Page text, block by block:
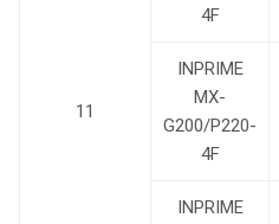
11
4F
INPRIME
MX-
G200/P220-
4F
INPRIME